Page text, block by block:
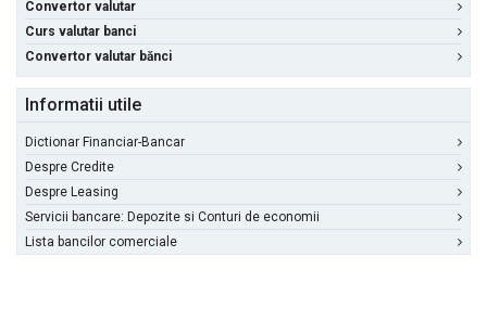
Convertor valutar
Curs valutar banci
Convertor valutar bănci
Informatii utile
Dictionar Financiar-Bancar
Despre Credite
Despre Leasing
Servicii bancare: Depozite si Conturi de economii
Lista bancilor comerciale